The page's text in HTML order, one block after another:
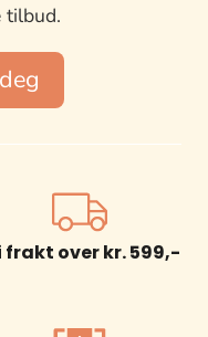
tilbud.
frakt over kr. 599,-